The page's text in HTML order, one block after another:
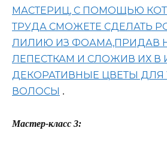
МАСТЕРИЦ, С ПОМОЩЬЮ
ТРУДА СМОЖЕТЕ СДЕЛАТЬ
ЛИЛИЮ ИЗ ФОАМА,ПРИДАВ
ЛЕПЕСТКАМ И СЛОЖИВ ИХ
ДЕКОРАТИВНЫЕ ЦВЕТЫ
ВОЛОСЫ .
Мастер-класс 3: